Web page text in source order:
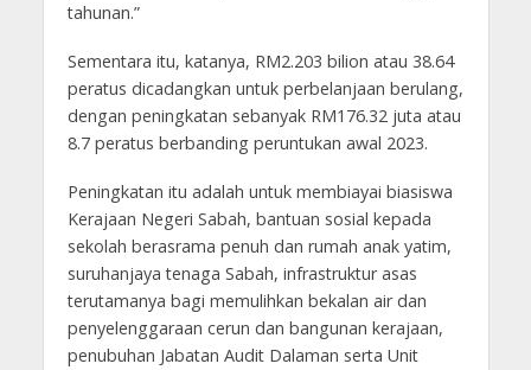
tahunan.”
Sementara itu, katanya, RM2.203 bilion atau 38.64
peratus dicadangkan untuk perbelanjaan berulang,
dengan peningkatan sebanyak RM176.32 juta atau
8.7 peratus berbanding peruntukan awal 2023.
Peningkatan itu adalah untuk membiayai biasiswa
Kerajaan Negeri Sabah, bantuan sosial kepada
sekolah berasrama penuh dan rumah anak yatim,
suruhanjaya tenaga Sabah, infrastruktur asas
terutamanya bagi memulihkan bekalan air dan
penyelenggaraan cerun dan bangunan kerajaan,
penubuhan Jabatan Audit Dalaman serta Unit